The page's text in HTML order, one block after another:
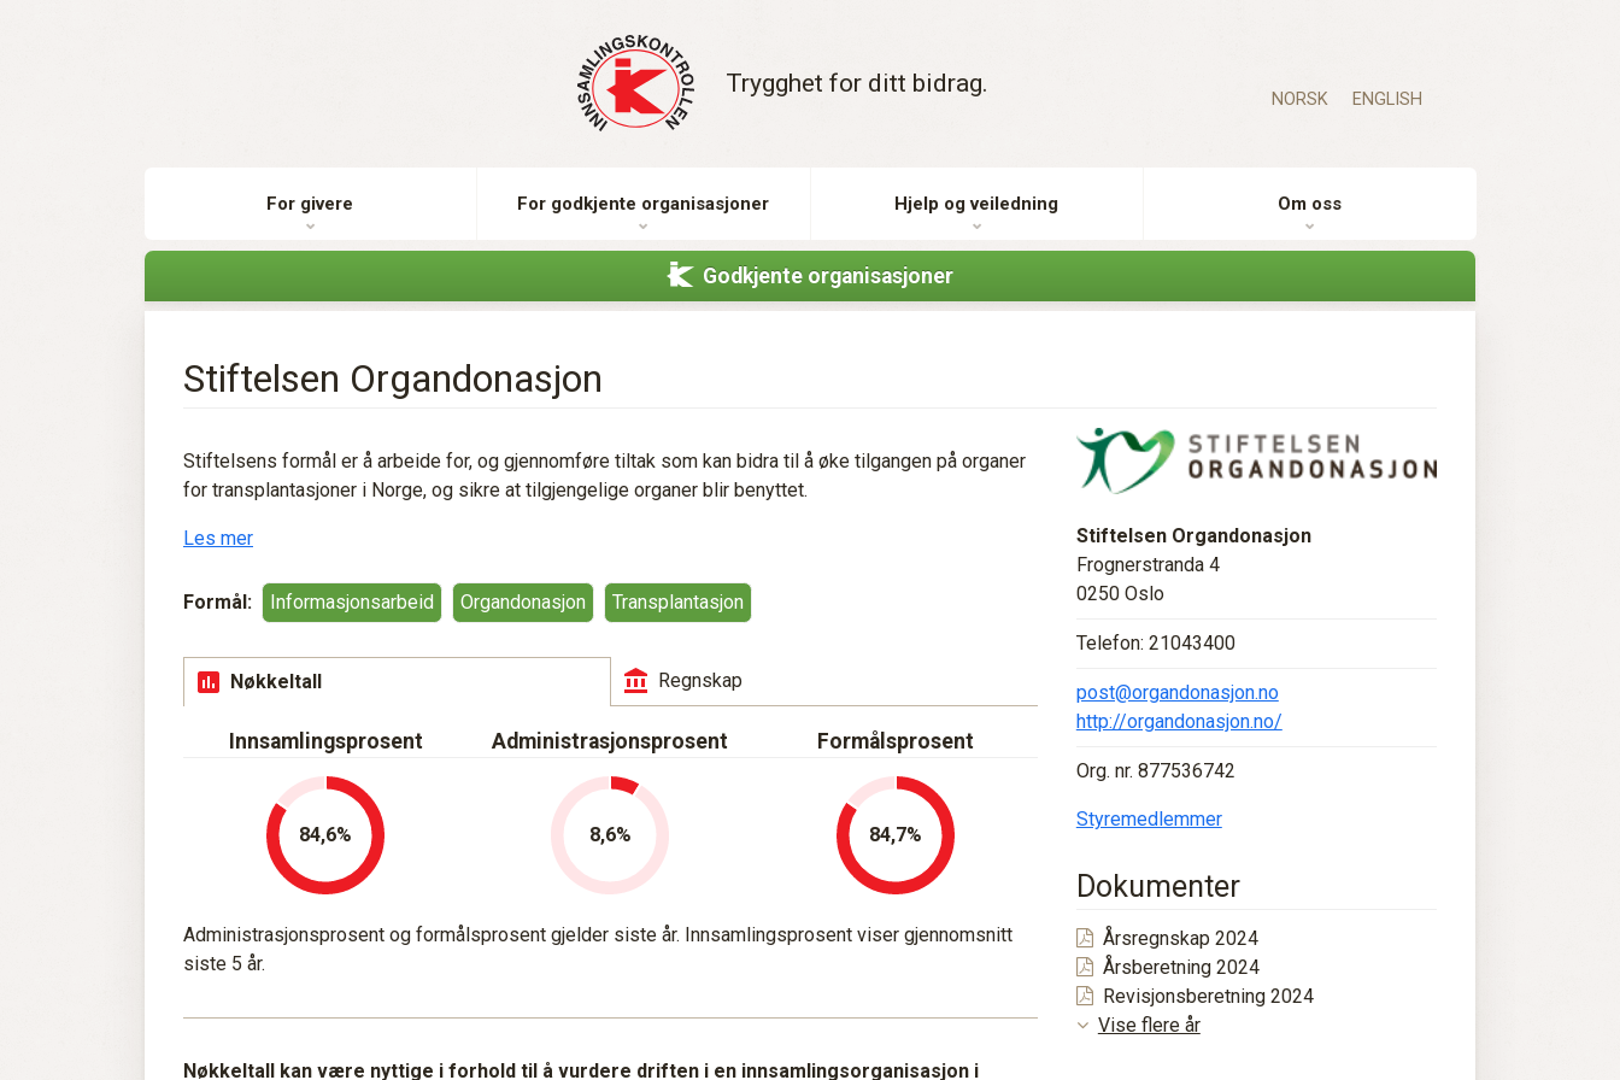
Trygghet for ditt bidrag.
NORSK ENGLISH
For givere For godkjente organisasjoner Hjelp og veiledning Om oss
Godkjente organisasjoner
Stiftelsen Organdonasjon
Stiftelsens formål er å arbeide for, og gjennomføre tiltak som kan bidra til å øke tilgangen på organer
for transplantasjoner i Norge, og sikre at tilgjengelige organer blir benyttet.
Les mer
Formål: Informasjonsarbeid Organdonasjon Transplantasjon
Nøkkeltall Regnskap
Innsamlingsprosent
84,6
Administrasjonsprosent
8,6
Formålsprosent
84,7
Administrasjonsprosent og formålsprosent gjelder siste år. Innsamlingsprosent viser gjennomsnitt
siste 5 år.
Nøkkeltall kan være nyttige i forhold til å vurdere driften i en innsamlingsorganisasjon i
Stiftelsen Organdonasjon
Frognerstranda 4
0250 Oslo
Telefon: 21043400
post@organdonasjon.no
http://organdonasjon.no/
Org. nr. 877536742
Styremedlemmer
Dokumenter
Årsregnskap 2024
Årsberetning 2024
Revisjonsberetning 2024
Vise flere år